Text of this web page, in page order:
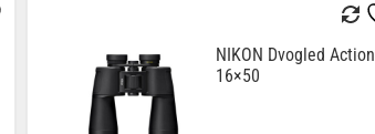
NIKON Dvogled Action
16×50